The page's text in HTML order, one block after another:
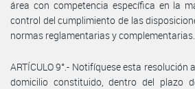
área con competencia específica en la
control del cumplimiento de las
normas reglamentarias y complementarias.
ARTÍCULO 9°.- Notifíquese esta resolución
domicilio constituido, dentro del plazo